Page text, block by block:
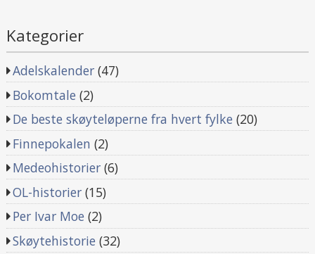
Kategorier
Adelskalender (47)
Bokomtale (2)
De beste skøyteløperne fra hvert fylke (20)
Finnepokalen (2)
Medeohistorier (6)
OL-historier (15)
Per Ivar Moe (2)
Skøytehistorie (32)